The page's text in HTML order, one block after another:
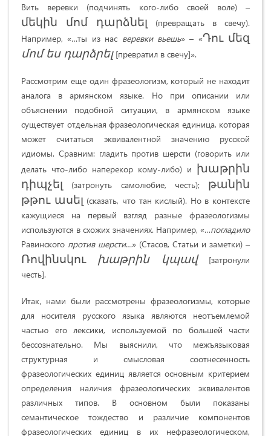
Вить веревки (подчинять кого-либо своей воле) –
մեկին մոմ դարձնել (превращать в свечу).
Например, «…ты из нас веревки вьешь» – «Դու մեզ
մոմ ես դարձրել [превратил в свечу]».
Рассмотрим еще один фразеологизм, который не находит
аналога в армянском языке. Но при описании или
объяснении подобной ситуации, в армянском языке
существует отдельная фразеологическая единица, которая
может считаться эквивалентной значению русской
идиомы. Сравним: гладить против шерсти (говорить или
делать что-либо наперекор кому-либо) и խաթրին
դիպչել (затронуть самолюбие, честь); թանին
թթու ասել (сказать, что тан кислый). Но в контексте
кажущиеся на первый взгляд разные фразеологизмы
используются в схожих значениях. Например, «…погладило
Равинского против шерсти…» (Стасов, Статьи и заметки) –
Ռովինսկու խաթրին կպավ[затронули
честь].
Итак, нами были рассмотрены фразеологизмы, которые
для носителя русского языка являются неотъемлемой
частью его лексики, используемой по большей части
бессознательно. Мы выяснили, что межъязыковая
структурная и смысловая соотнесенность
фразеологических единиц является основным критерием
определения наличия фразеологических эквивалентов
различных типов. В основном были показаны
семантическое тождество и различие компонентов
фразеологических единиц в их нефразеологическом,